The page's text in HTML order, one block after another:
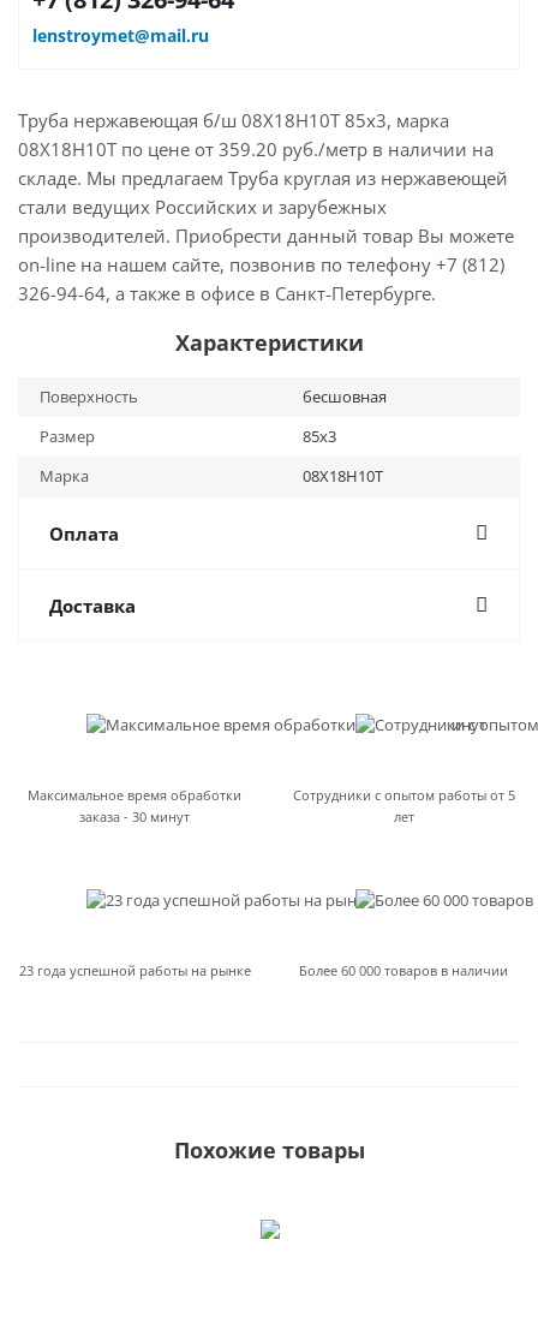
lenstroymet@mail.ru
Труба нержавеющая б/ш 08Х18Н10Т 85х3, марка
08Х18Н10Т по цене от 359.20 руб./метр в наличии на
складе. Мы предлагаем Труба круглая из нержавеющей
стали ведущих Российских и зарубежных
производителей. Приобрести данный товар Вы можете
on-line на нашем сайте, позвонив по телефону +7 (812)
326-94-64, а также в офисе в Санкт-Петербурге.
Характеристики
Поверхность
бесшовная
Размер
85х3
Марка
08Х18Н10Т
Оплата
Доставка
Максимальное время обработки
заказа - 30 минут
Сотрудники с опытом работы от 5
лет
23 года успешной работы на рынке Более 60 000 товаров в наличии
Похожие товары